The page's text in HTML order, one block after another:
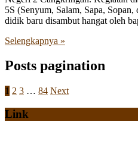
5S (Senyum, Salam, Sapa, Sopan,
didik baru disambut hangat oleh
Selengkapnya »
Posts pagination
1 2 3 … 84 Next
Link